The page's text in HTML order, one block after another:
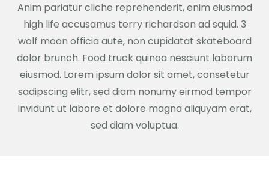
Anim pariatur cliche reprehenderit, enim eiusmod
high life accusamus terry richardson ad squid. 3
wolf moon officia aute, non cupidatat skateboard
dolor brunch. Food truck quinoa nesciunt laborum
eiusmod. Lorem ipsum dolor sit amet, consetetur
sadipscing elitr, sed diam nonumy eirmod tempor
invidunt ut labore et dolore magna aliquyam erat,
sed diam voluptua.